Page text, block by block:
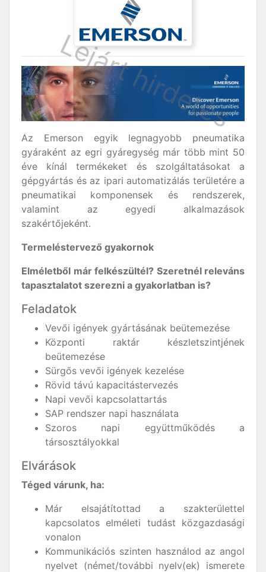
Az Emerson egyik legnagyobb pneumatika
gyáraként az egri gyáregység már több mint 50
éve kínál termékeket és szolgáltatásokat a
gépgyártás és az ipari automatizálás területére a
pneumatikai komponensek és rendszerek,
valamint az egyedi alkalmazások
szakértőjeként.
Termeléstervező gyakornok
Elméletből már felkészültél? Szeretnél releváns
tapasztalatot szerezni a gyakorlatban is?
Feladatok
Vevői igények gyártásának beütemezése
Központi raktár készletszintjének
beütemezése
Sürgős vevői igények kezelése
Rövid távú kapacitástervezés
Napi vevői kapcsolattartás
SAP rendszer napi használata
Szoros napi együttműködés a
társosztályokkal
Elvárások
Téged várunk, ha:
Már elsajátítottad a szakterülettel
kapcsolatos elméleti tudást közgazdasági
vonalon
Kommunikációs szinten használod az angol
nyelvet (német/további nyelv(ek) ismerete